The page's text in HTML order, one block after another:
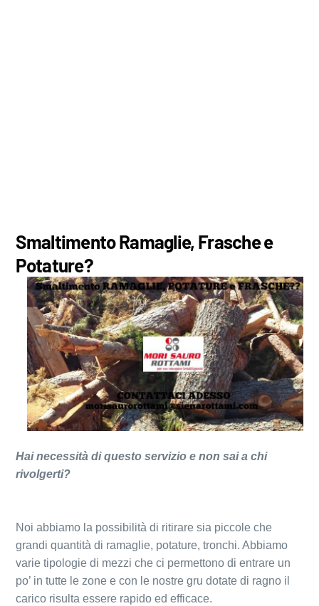
Smaltimento Ramaglie, Frasche e
Potature?
Hai necessità di questo servizio e non sai a chi
rivolgerti?
Noi abbiamo la possibilità di ritirare sia piccole che
grandi quantità di ramaglie, potature, tronchi. Abbiamo
varie tipologie di mezzi che ci permettono di entrare un
po’ in tutte le zone e con le nostre gru dotate di ragno il
carico risulta essere rapido ed efficace.